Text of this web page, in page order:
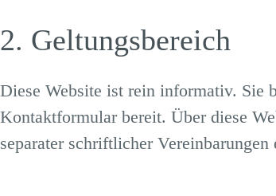
2. Geltungsbereich
Diese Website ist rein informativ. Sie
Kontaktformular bereit. Über diese
separater schriftlicher Vereinbarungen